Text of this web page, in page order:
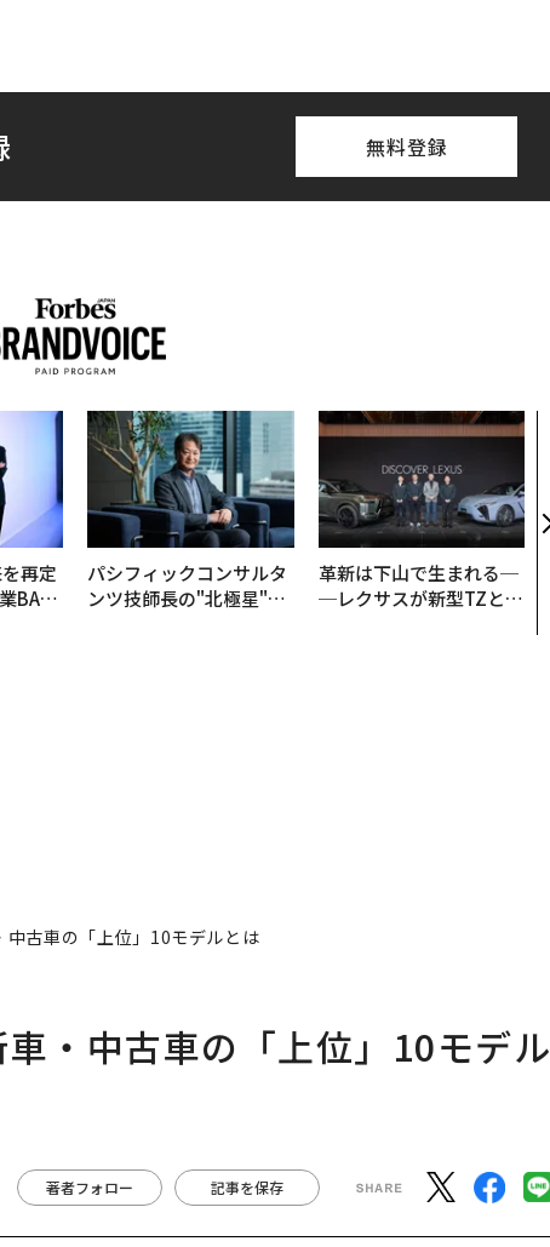
無料登録
再定
BAT
パシフィックコンサルタ
ンツ技師長の"北極星"。
革新は下山で生まれる─
─レクサスが新型TZとE
古車の「上位」10モデルとは
・中古車の「上位」10モデル
著者フォロー 記事を保存